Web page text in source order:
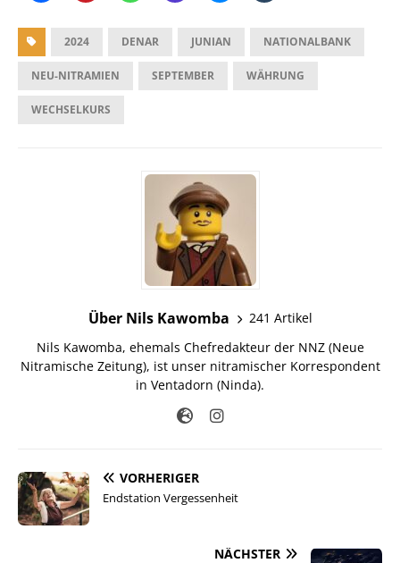
2024 DENAR JUNIAN NATIONALBANK
NEU-NITRAMIEN SEPTEMBER WÄHRUNG
WECHSELKURS
Über Nils Kawomba
241 Artikel
Nils Kawomba, ehemals Chefredakteur der NNZ (Neue
Nitramische Zeitung), ist unser nitramischer Korrespondent
in Ventadorn (Ninda).
VORHERIGER
Endstation Vergessenheit
NÄCHSTER